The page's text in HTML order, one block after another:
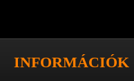
INFORMÁCIÓK